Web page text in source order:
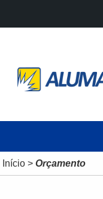
Início> Orçamento